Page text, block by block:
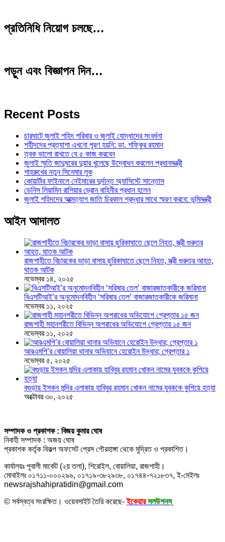
প্রতিনিধি নিয়োগ চলছে…
পড়ুন এবং বিজ্ঞাপন দিন…
Recent Posts
চারঘাটে জুলাই শহিদ পরিবার ও জুলাই যোদ্ধাদের সংবর্ধনা
শহীদদের প্রত্যাশা এখনো পূরণ হয়নি: ডা. শফিকুর রহমান
ত্বক ভালো রাখতে যে ৫ কাজ করবেন
জুলাই স্মৃতি জাদুঘরের দুয়ার খুলেছে উদ্বোধন করলেন প্রধানমন্ত্রী
শাহরুখের নতুন সিনেমার লুক
কোয়ার্টার ফাইনালে নেইমারের দুর্দান্ত অ্যাসিস্টে সান্তোস
ডেনিস লিয়ামিন রাশিয়ার ড্রোন বাহিনীর প্রধান হলেন
জুলাই শহিদদের আত্মত্যাগ জাতি চিরকাল শ্রদ্ধার সাথে স্মরণ করবে: ভূমিমন্ত্রী
আইন আদালত
রাজশাহীতে বিচারকের ভাড়া বাসায় ছুরিকাঘাতে ছেলে নিহত, স্ত্রী গুরুতর আহত,
ঘাতক আটক
নভেম্বর ১৪, ২০২৫
বিএসটিআই’র অনুমোদনবিহীন ‘সরিষার তেল’ বাজারজাতকারীকে জরিমানা
নভেম্বর ১১, ২০২৫
রাজশাহী মহানগরীতে বিভিন্ন অপরাধের অভিযোগে গ্রেপ্তার ১৫ জন
নভেম্বর ১১, ২০২৫
আরএমপি’র বোয়ালিয়া থানার অভিযানে হেরোইন উদ্ধার; গ্রেপ্তার ১
নভেম্বর ৫, ২০২৫
বগুড়ায় ইসকন মন্দির এলাকায় হাবিবুর রহমান খোকন নামের যুবককে কুপিয়ে হত্যা
অক্টোবর ৩০, ২০২৫
সম্পাদক ও প্রকাশক : বিজয় কুমার ঘোষ
নিবাহী সম্পাদক : অজয় ঘোষ
প্রকাশক কর্তৃক বিকল্প অফসেট প্রেস গৌরহাঙ্গা থেকে মুদ্রিত ও প্রকাশিত।
কার্যালয়ঃ পূবালী মার্কেট (২য় তলা), শিরোইল, বোয়ালিয়া, রাজশাহী।
মোবাইলঃ ০১৭১১-০০০২৯৬, ০১৭১৯-৩৮২৯৩৮, ০১৭৪৪-৭২১৮৩৭, ই-মেইলঃ
newsrajshahipratidin@gmail.com
© সর্বস্বত্ব সংরক্ষিত। ওয়েবসাইট তৈরি করেছে-ইকেয়ার সলউশনস্